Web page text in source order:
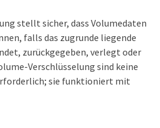
stellt sicher, dass Volumedaten
falls das zugrunde liegende
zurückgegeben, verlegt oder
Verschlüsselung sind keine
sie funktioniert mit